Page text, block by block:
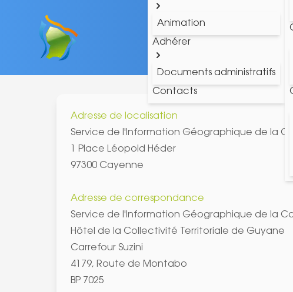
Animation
Adhérer
Documents administratifs
Contacts
Adresse de localisation
Service de l'Information Géographique de la
1 Place Léopold Héder
97300 Cayenne
Adresse de correspondance
Service de l'Information Géographique de la
Hôtel de la Collectivité Territoriale de Guyane
Carrefour Suzini
4179, Route de Montabo
BP 7025